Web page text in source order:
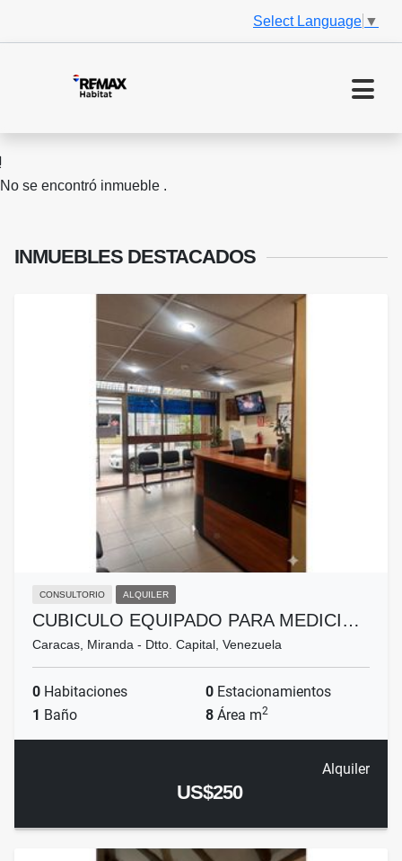
Select Language ▼
No se encontró inmueble .
INMUEBLES DESTACADOS
CONSULTORIO ALQUILER
CUBICULO EQUIPADO PARA MEDICI…
Caracas, Miranda - Dtto. Capital, Venezuela
0 Habitaciones 0 Estacionamientos
1 Baño 8 Área m2
Alquiler
US$250